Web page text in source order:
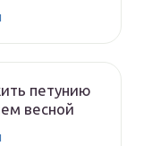
петунию
весной